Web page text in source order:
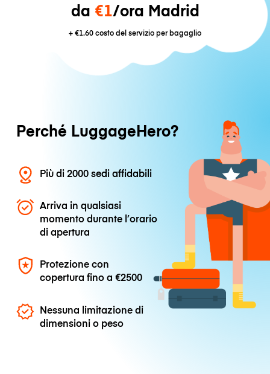
da €1/ora Madrid
+€1.60costo del servizio per bagaglio
Perché LuggageHero?
Più di 2000 sedi affidabili
Arriva in qualsiasi
momento durante l’orario
di apertura
Protezione con
copertura fino a€2500
Nessuna limitazione di
dimensioni o peso